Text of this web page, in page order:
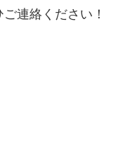
連絡ください！